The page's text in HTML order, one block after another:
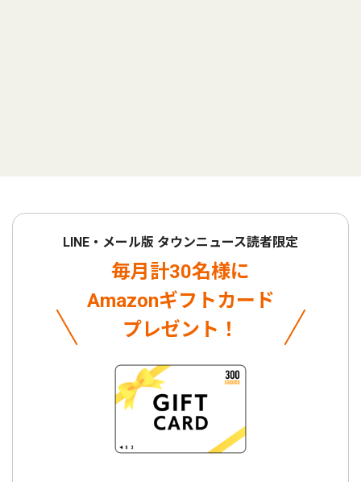
LINE・メール版 タウンニュース読者限定
毎月計30名様に
Amazonギフトカード
プレゼント！